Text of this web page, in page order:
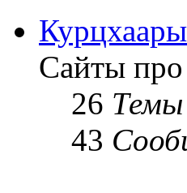
Сайты про
26 Темы
43